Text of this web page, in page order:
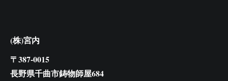
(株)宮内
〒387-0015
長野県千曲市鋳物師屋684